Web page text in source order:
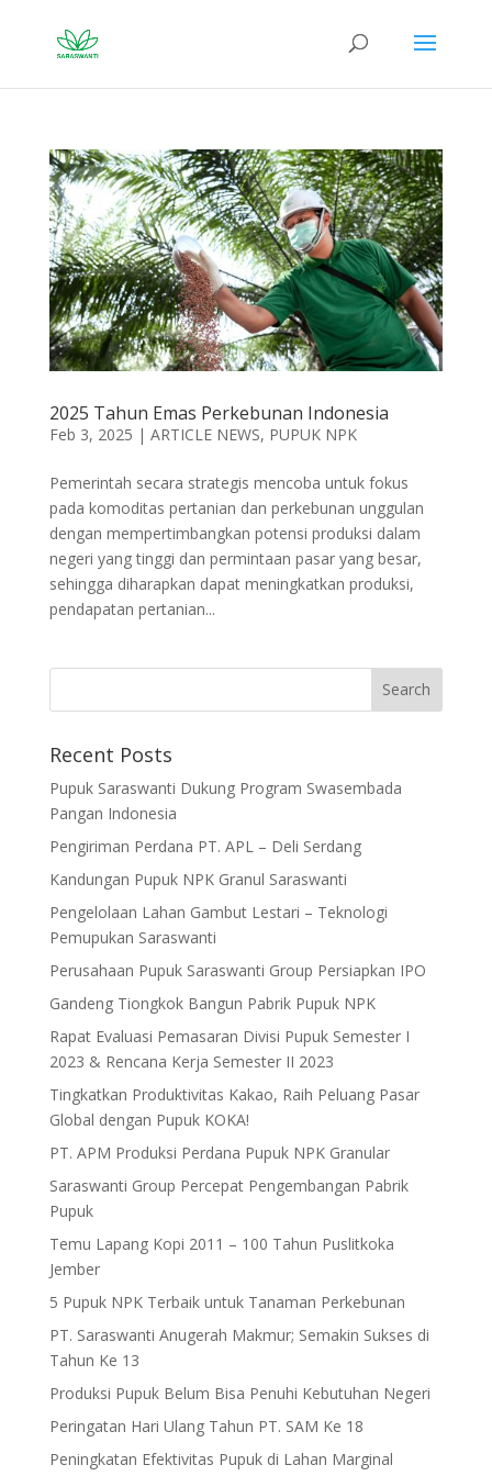
2025 Tahun Emas Perkebunan Indonesia
Feb 3, 2025 | ARTICLE NEWS, PUPUK NPK
Pemerintah secara strategis mencoba untuk fokus
pada komoditas pertanian dan perkebunan unggulan
dengan mempertimbangkan potensi produksi dalam
negeri yang tinggi dan permintaan pasar yang besar,
sehingga diharapkan dapat meningkatkan produksi,
pendapatan pertanian...
Recent Posts
Pupuk Saraswanti Dukung Program Swasembada
Pangan Indonesia
Pengiriman Perdana PT. APL – Deli Serdang
Kandungan Pupuk NPK Granul Saraswanti
Pengelolaan Lahan Gambut Lestari – Teknologi
Pemupukan Saraswanti
Perusahaan Pupuk Saraswanti Group Persiapkan IPO
Gandeng Tiongkok Bangun Pabrik Pupuk NPK
Rapat Evaluasi Pemasaran Divisi Pupuk Semester I
2023 & Rencana Kerja Semester II 2023
Tingkatkan Produktivitas Kakao, Raih Peluang Pasar
Global dengan Pupuk KOKA!
PT. APM Produksi Perdana Pupuk NPK Granular
Saraswanti Group Percepat Pengembangan Pabrik
Pupuk
Temu Lapang Kopi 2011 – 100 Tahun Puslitkoka
Jember
5 Pupuk NPK Terbaik untuk Tanaman Perkebunan
PT. Saraswanti Anugerah Makmur; Semakin Sukses di
Tahun Ke 13
Produksi Pupuk Belum Bisa Penuhi Kebutuhan Negeri
Peringatan Hari Ulang Tahun PT. SAM Ke 18
Peningkatan Efektivitas Pupuk di Lahan Marginal